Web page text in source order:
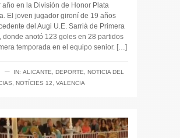
año en la División de Honor Plata
El joven jugador gironí de 19 años
del Augi U.E. Sarrià de Primera
donde anotó 123 goles en 28 partidos
temporada en el equipo senior. […]
─ IN: ALICANTE DEPORTE
NOTICIA DEL
NOTÍCIES 12 VALENCIA